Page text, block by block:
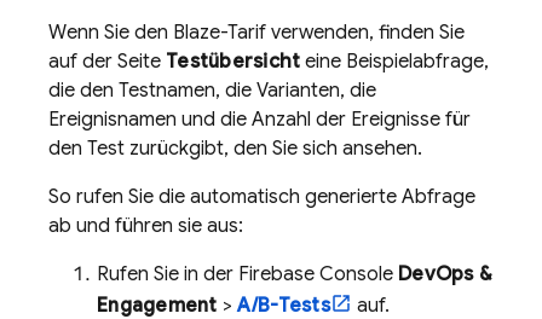
Wenn Sie den Blaze-Tarif verwenden, finden Sie
auf der Seite Testübersicht eine Beispielabfrage,
die den Testnamen, die Varianten, die
Ereignisnamen und die Anzahl der Ereignisse für
den Test zurückgibt, den Sie sich ansehen.
So rufen Sie die automatisch generierte Abfrage
ab und führen sie aus:
Rufen Sie in der Firebase Console DevOps &
Engagement >A/B-Tests
auf.